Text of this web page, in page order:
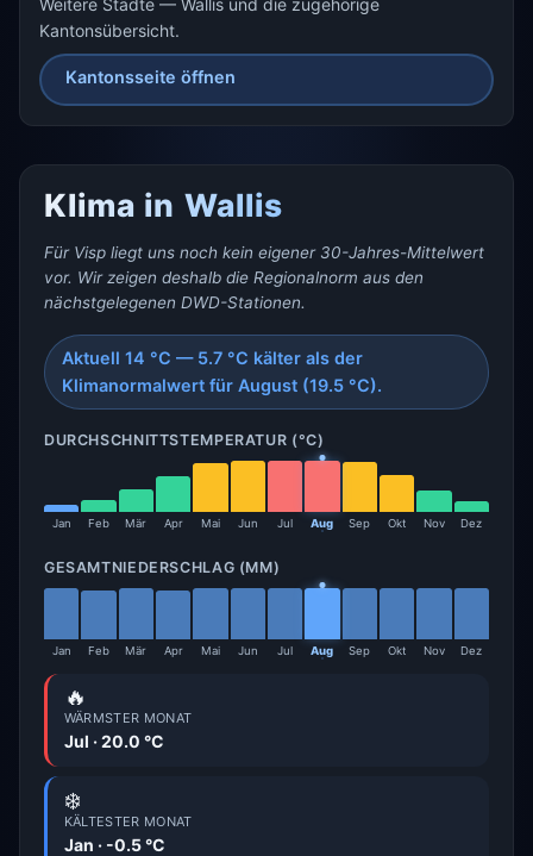
Weitere Städte — Wallis und die zugehörige
Kantonsübersicht.
Kantonsseite öffnen
Klima in Wallis
Für Visp liegt uns noch kein eigener 30-Jahres-Mittelwert
vor. Wir zeigen deshalb die Regionalnorm aus den
nächstgelegenen DWD-Stationen.
Aktuell 14 °C — 5.7 °C kälter als der
Klimanormalwert für August (19.5 °C).
DURCHSCHNITTSTEMPERATUR (°C)
Jan Feb Mär Apr Mai Jun Jul Aug Sep Okt Nov Dez
GESAMTNIEDERSCHLAG (MM)
Jan Feb Mär Apr Mai Jun Jul Aug Sep Okt Nov Dez
🔥
WÄRMSTER MONAT
Jul · 20.0 °C
❄️
KÄLTESTER MONAT
Jan · -0.5 °C